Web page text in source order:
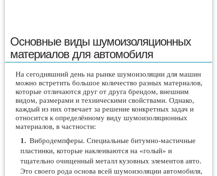
Основные виды шумоизоляционных
материалов для автомобиля
На сегодняшний день на рынке шумоизоляции для машин
можно встретить большое количество разных материалов,
которые отличаются друг от друга брендом, внешним
видом, размерами и техническими свойствами. Однако,
каждый из них отвечает за решение конкретных задач и
относится к определённому виду шумоизоляционных
материалов, в частности:
Вибродемпферы. Специальные битумно-мастичные
пластинки, которые наклеиваются на «голый» и
тщательно очищенный металл кузовных элементов авто.
Это своего рода основа всей шумоизоляции автомобиля,